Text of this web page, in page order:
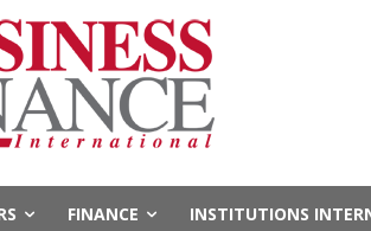
FINANCE INSTITUTIONS